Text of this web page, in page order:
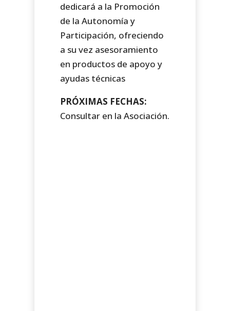
dedicará a la Promoción
de la Autonomía y
Participación, ofreciendo
a su vez asesoramiento
en productos de apoyo y
ayudas técnicas
PRÓXIMAS FECHAS:
Consultar en la Asociación.